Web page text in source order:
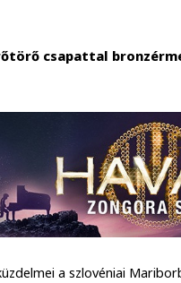
csapattal
a szlovéniai